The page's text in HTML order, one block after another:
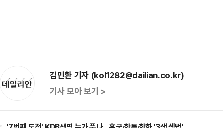
김민환 기자 (kol1282@dailian.co.kr)
기사 모아 보기 >